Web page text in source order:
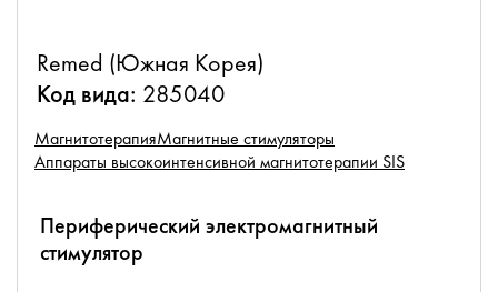
Remed (Южная Корея)
Код вида: 285040
МагнитотерапияМагнитные стимуляторы
Аппараты высокоинтенсивной магнитотерапии SIS
Периферический электромагнитный
стимулятор